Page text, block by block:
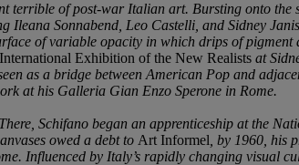
terrible of post-war Italian art. Bursting onto the
Sonnabend, Leo Castelli, and Sidney
of variable opacity in which drips of
International Exhibition of the New Realists at
as a bridge between American Pop and
at his Galleria Gian Enzo Sperone in Rome.
Schifano began an apprenticeship at the
owed a debt to Art Informel , by 1960, his
Influenced by Italy’s rapidly changing visual